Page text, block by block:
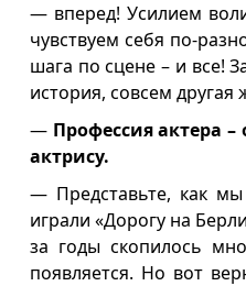
— вперед! Усилием
чувствуем себя по-
шага по сцене – и все!
история, совсем другая
— Профессия актера
актрису.
— Представьте, как
играли «Дорогу на
за годы скопилось
появляется. Но вот